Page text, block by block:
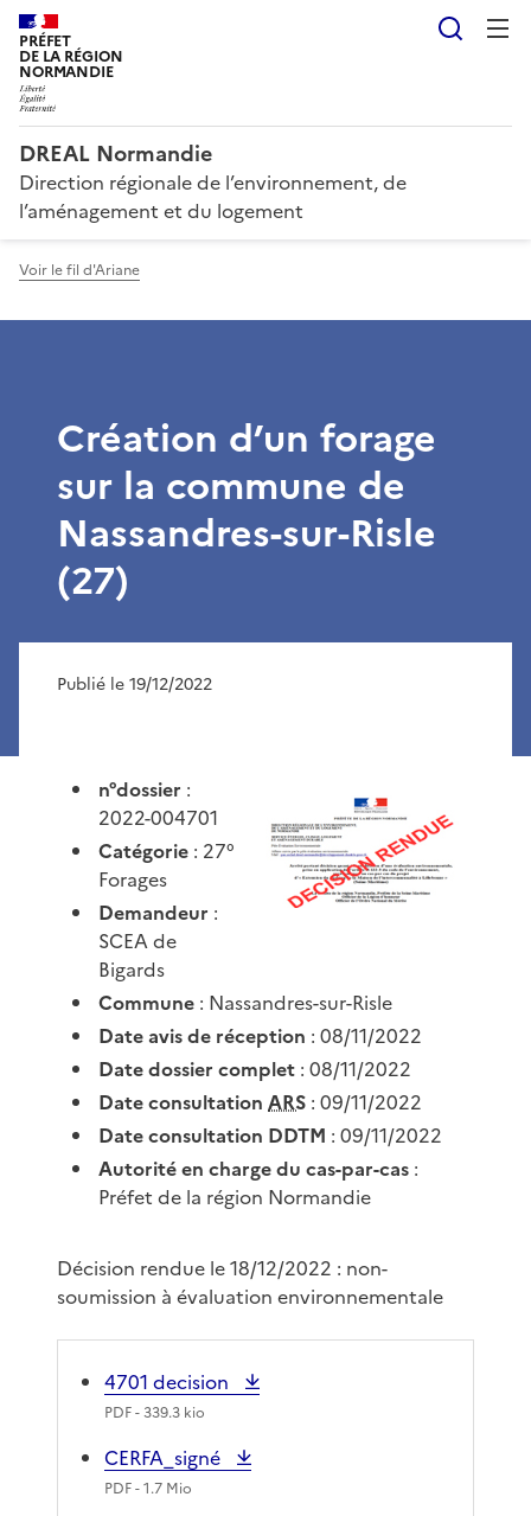
PRÉFET
DE LA RÉGION
NORMANDIE
DREAL Normandie
Direction régionale de l’environnement, de
l’aménagement et du logement
Voir le fil d'Ariane
Création d’un forage
sur la commune de
Nassandres-sur-Risle
(27)
Publié le 19/12/2022
n°dossier :
2022-004701
Catégorie : 27°
Forages
Demandeur :
SCEA de
Bigards
Commune : Nassandres-sur-Risle
Date avis de réception : 08/11/2022
Date dossier complet : 08/11/2022
Date consultationARS : 09/11/2022
Date consultation DDTM : 09/11/2022
Autorité en charge du cas-par-cas :
Préfet de la région Normandie
Décision rendue le 18/12/2022 : non-
soumission à évaluation environnementale
4701 decision
PDF- 339.3 kio
CERFA_signé
PDF- 1.7 Mio